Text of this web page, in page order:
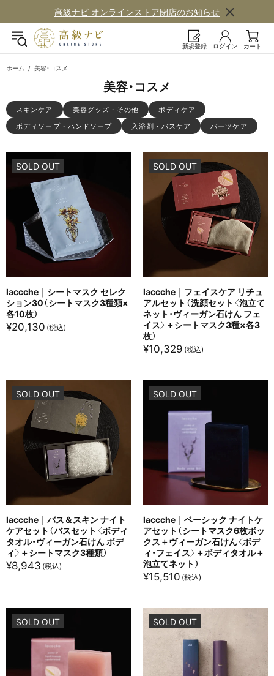
高級ナビ オンラインストア閉店の​お知らせ
新規登録 ログイン カート
ホーム 美容・コスメ
美容・​コスメ
スキンケア 美容グッズ・​その​他
ボディケア
ボディソープ・ハンドソープ
入浴剤・バスケア パーツケア
SOLD OUT
laccche｜シートマスク セレク
ション30（シートマスク3種類×
各10枚）
¥20,130
SOLD OUT
laccche｜フェイスケア リチュ
アルセット（洗顔セット〈泡立て
ネット・ヴィーガン石けん フェ
イス〉＋シートマスク3種×各3
枚）
¥10,329
SOLD OUT
laccche｜バス＆スキン ナイト
ケアセット（バスセット〈ボディ
タオル・ヴィーガン石けん ボデ
ィ〉＋シートマスク3種類）
¥8,943
SOLD OUT
laccche｜ベーシック ナイトケ
アセット（シートマスク6枚ボッ
クス＋ヴィーガン石けん〈ボデ
ィ・フェイス〉＋ボディタオル＋
泡立てネット）
¥15,510
SOLD OUT SOLD OUT